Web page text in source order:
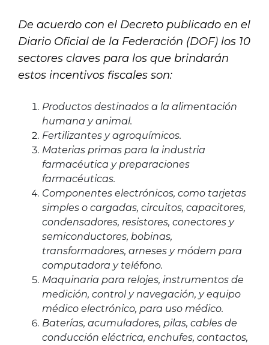
De acuerdo con el Decreto publicado en el
Diario Oficial de la Federación (DOF) los 10
sectores claves para los que brindarán
estos incentivos fiscales son:
Productos destinados a la alimentación
humana y animal.
Fertilizantes y agroquímicos.
Materias primas para la industria
farmacéutica y preparaciones
farmacéuticas.
Componentes electrónicos, como tarjetas
simples o cargadas, circuitos, capacitores,
condensadores, resistores, conectores y
semiconductores, bobinas,
transformadores, arneses y módem para
computadora y teléfono.
Maquinaria para relojes, instrumentos de
medición, control y navegación, y equipo
médico electrónico, para uso médico.
Baterías, acumuladores, pilas, cables de
conducción eléctrica, enchufes, contactos,